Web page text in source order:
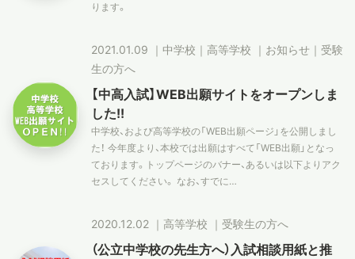
ります。
2021.01.09 ｜ 中学校 ｜ 高等学校 ｜ お知らせ ｜ 受験
生の方へ
【中高入試】WEB出願サイトをオープンしま
した!!
中学校、および高等学校の「WEB出願ページ」を公開しまし
た！ 今年度より、本校では出願はすべて「WEB出願」となっ
ております。トップページのバナー、あるいは以下よりアク
セスしてください。 なお、すでに…
2020.12.02｜ 高等学校 ｜ 受験生の方へ
（公立中学校の先生方へ）入試相談用紙と推